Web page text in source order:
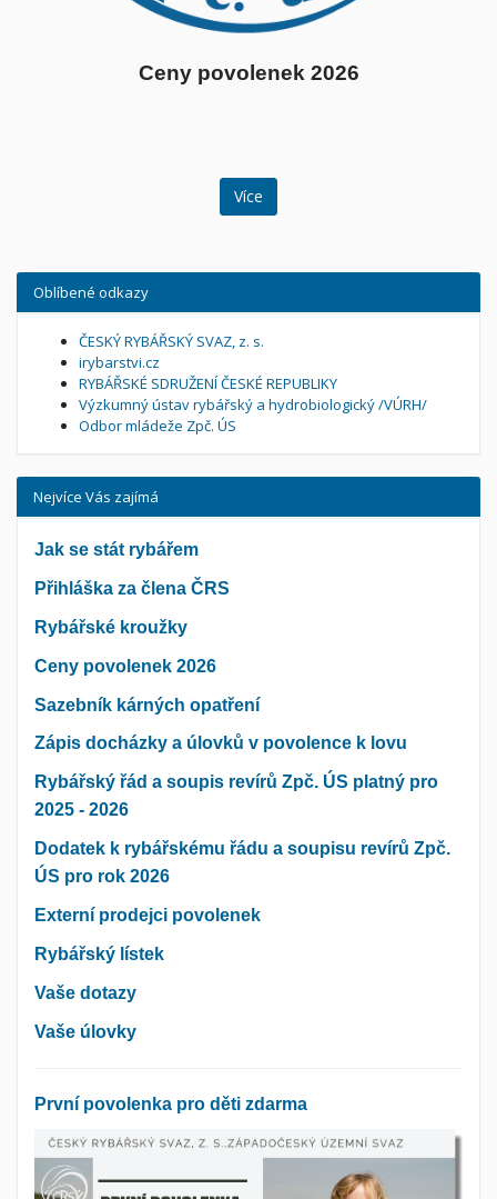
Ceny povolenek 2026
Více
Oblíbené odkazy
ČESKÝ RYBÁŘSKÝ SVAZ, z. s.
irybarstvi.cz
RYBÁŘSKÉ SDRUŽENÍ ČESKÉ REPUBLIKY
Výzkumný ústav rybářský a hydrobiologický /VÚRH/
Odbor mládeže Zpč. ÚS
Nejvíce Vás zajímá
Jak se stát rybářem
Přihláška za člena ČRS
Rybářské kroužky
Ceny povolenek 2026
Sazebník kárných opatření
Zápis docházky a úlovků v povolence k lovu
Rybářský řád a soupis revírů Zpč. ÚS platný pro
2025 - 2026
Dodatek k rybářskému řádu a soupisu revírů Zpč.
ÚS pro rok 2026
Externí prodejci povolenek
Rybářský lístek
Vaše dotazy
Vaše úlovky
První povolenka pro děti zdarma